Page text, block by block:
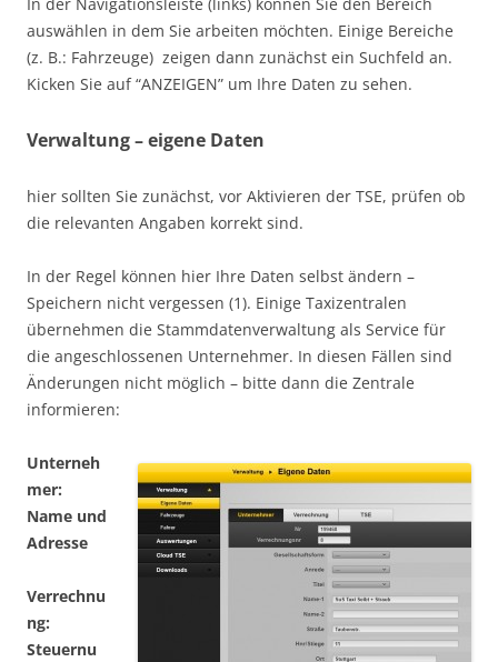
auswählen in dem Sie arbeiten möchten. Einige Bereiche
(z. B.: Fahrzeuge) zeigen dann zunächst ein Suchfeld an.
Kicken Sie auf “ANZEIGEN” um Ihre Daten zu sehen.
Verwaltung – eigene Daten
hier sollten Sie zunächst, vor Aktivieren der TSE, prüfen ob
die relevanten Angaben korrekt sind.
In der Regel können hier Ihre Daten selbst ändern –
Speichern nicht vergessen (1). Einige Taxizentralen
übernehmen die Stammdatenverwaltung als Service für
die angeschlossenen Unternehmer. In diesen Fällen sind
Änderungen nicht möglich – bitte dann die Zentrale
informieren:
Unterneh
mer:
Name und
Adresse
Verrechnu
ng:
Steuernu